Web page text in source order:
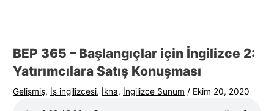
BEP 365 – Başlangıçlar için İngilizce 2:
Yatırımcılara Satış Konuşması
Gelişmiş, İş ingilizcesi, İkna, İngilizce Sunum / Ekim 20, 2020
K
o
n